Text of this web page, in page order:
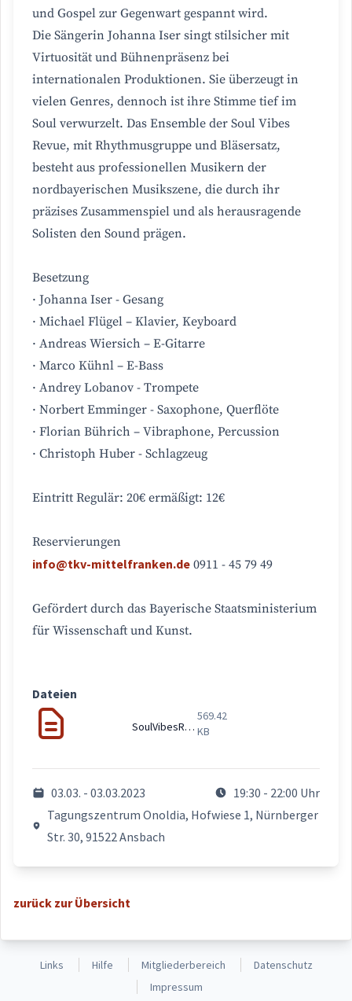
und Gospel zur Gegenwart gespannt wird.
Die Sängerin Johanna Iser singt stilsicher mit
Virtuosität und Bühnenpräsenz bei
internationalen Produktionen. Sie überzeugt in
vielen Genres, dennoch ist ihre Stimme tief im
Soul verwurzelt. Das Ensemble der Soul Vibes
Revue, mit Rhythmusgruppe und Bläsersatz,
besteht aus professionellen Musikern der
nordbayerischen Musikszene, die durch ihr
präzises Zusammenspiel und als herausragende
Solisten den Sound prägen.
Besetzung
· Johanna Iser - Gesang
· Michael Flügel – Klavier, Keyboard
· Andreas Wiersich – E-Gitarre
· Marco Kühnl – E-Bass
· Andrey Lobanov - Trompete
· Norbert Emminger - Saxophone, Querflöte
· Florian Bührich – Vibraphone, Percussion
· Christoph Huber - Schlagzeug
Eintritt Regulär: 20€ ermäßigt: 12€
Reservierungen
info@tkv-mittelfranken.de 0911 - 45 79 49
Gefördert durch das Bayerische Staatsministerium
für Wissenschaft und Kunst.
Dateien
SoulVibesRevue_E-Mail.pdf
569.42
KB
03.03. - 03.03.2023
19:30 - 22:00 Uhr
Tagungszentrum Onoldia, Hofwiese 1, Nürnberger
Str. 30, 91522 Ansbach
zurück zur Übersicht
Links Hilfe Mitgliederbereich
Datenschutz
Impressum